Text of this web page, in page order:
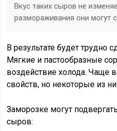
Вкус таких сыров не
размораживания они могут
В результате будет трудно
Мягкие и пастообразные
воздействие холода. Чаще
свойств, но некоторые из
Заморозке могут
сыров: